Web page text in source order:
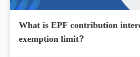
What is EPF contribution
exemption limit?